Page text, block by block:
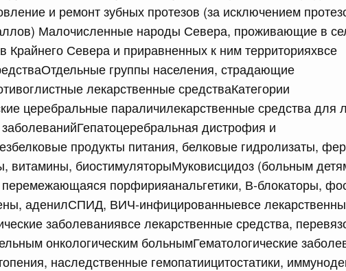
и ремонт зубных протезов (за исключением
Малочисленные народы Севера, проживающие в
Крайнего Севера и приравненных к ним территорияхвсе
группы населения, страдающие
лекарственные средстваКатегории
церебральные параличилекарственные средства для
дистрофия и
продукты питания, белковые гидролизаты,
витамины, биостимуляторыМуковисцидоз (больным
порфирияанальгетики, В-блокаторы,
аденилСПИД, ВИЧ-инфицированныевсе
заболеваниявсе лекарственные средства,
онкологическим больнымГематологические
наследственные гемопатиицитостатики,
Федерации от 15.07.2026 г. № 892
риса (риса-сырца) за пределы территории
членами Евразийского экономического
Федерации от 15.07.2026 г. № 894
Российской Федерации
Федерации от 15.07.2026 г. № 895
Федерации от 15.07.2026 г. № 889